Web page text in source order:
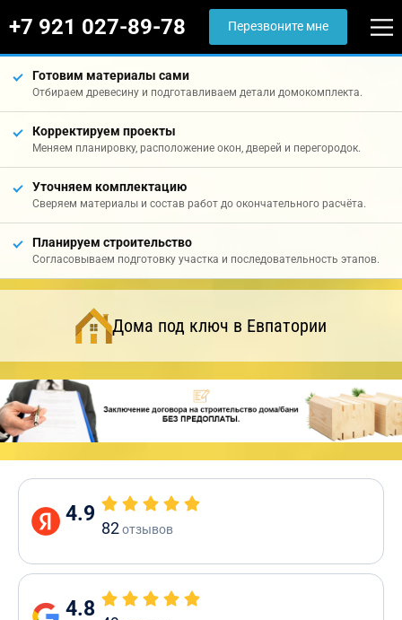
+7 921 027-89-78 Перезвоните мне
Готовим материалы сами
Отбираем древесину и подготавливаем детали домокомплекта.
Корректируем проекты
Меняем планировку, расположение окон, дверей и перегородок.
Уточняем комплектацию
Сверяем материалы и состав работ до окончательного расчёта.
Планируем строительство
Согласовываем подготовку участка и последовательность этапов.
Дома под ключ в Евпатории
4.9
82отзывов
4.8